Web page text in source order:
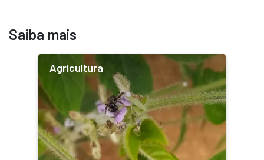
Saiba mais
Agricultura